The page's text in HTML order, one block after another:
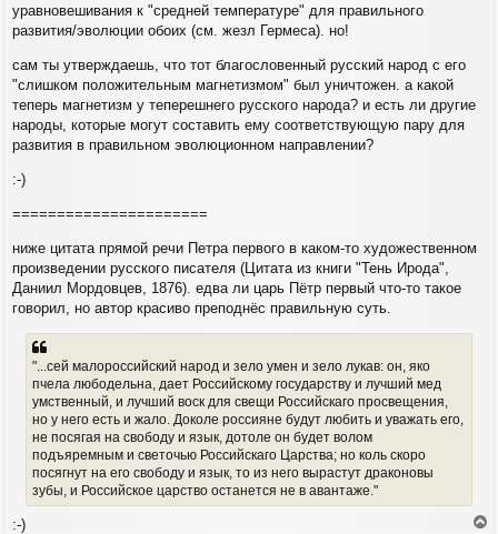
уравновешивания к "средней температуре" для правильного
развития/эволюции обоих (см. жезл Гермеса). но!
сам ты утверждаешь, что тот благословенный русский народ с его
"слишком положительным магнетизмом" был уничтожен. а какой
теперь магнетизм у теперешнего русского народа? и есть ли другие
народы, которые могут составить ему соответствующую пару для
развития в правильном эволюционном направлении?
:-)
======================
ниже цитата прямой речи Петра первого в каком-то художественном
произведении русского писателя (Цитата из книги "Тень Ирода",
Даниил Мордовцев, 1876). едва ли царь Пётр первый что-то такое
говорил, но автор красиво преподнёс правильную суть.
"...сей малороссийский народ и зело умен и зело лукав: он, яко
пчела любодельна, дает Российскому государству и лучший мед
умственный, и лучший воск для свещи Российскаго просвещения,
но у него есть и жало. Доколе россияне будут любить и уважать его,
не посягая на свободу и язык, дотоле он будет волом
подъяремным и светочью Российскаго Царства; но коль скоро
посягнут на его свободу и язык, то из него вырастут драконовы
зубы, и Российское царство останется не в авантаже."
:-)